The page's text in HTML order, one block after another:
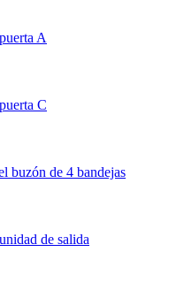
A
C
buzón de 4 bandejas
de salida